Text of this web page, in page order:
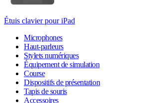
Étuis clavier pour iPad
Microphones
Haut-parleurs
Stylets numériques
Équipement de simulation
Course
Dispositifs de présentation
Tapis de souris
Accessoires